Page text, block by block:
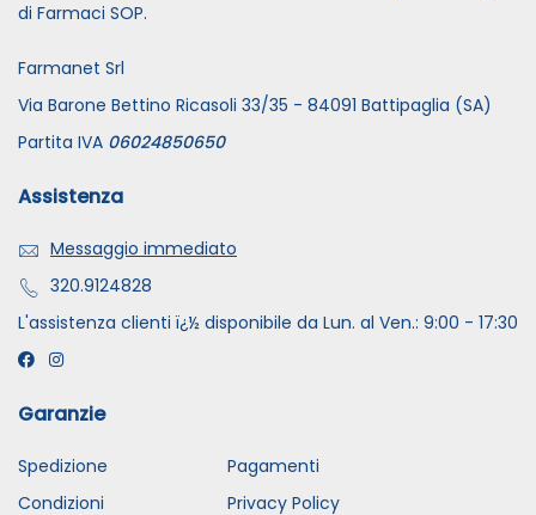
di Farmaci SOP.
Farmanet Srl
Via Barone Bettino Ricasoli 33/35 - 84091 Battipaglia (SA)
Partita IVA 06024850650
Assistenza
Messaggio immediato
320.9124828
L'assistenza clienti ï¿½ disponibile da Lun. al Ven.: 9:00 - 17:30
Garanzie
Spedizione
Pagamenti
Condizioni
Privacy Policy